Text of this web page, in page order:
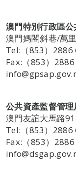
澳門特別行政區
澳門媽閣斜巷/萬
Tel:（853）2886
Fax:（853）
公共資產監督管理
澳門友誼大馬路
Tel:（853）2886
Fax:（853）